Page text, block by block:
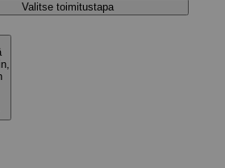
Valitse toimitustapa